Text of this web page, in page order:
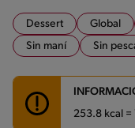
Dessert Global
Sin maní
Sin
253.8 kcal